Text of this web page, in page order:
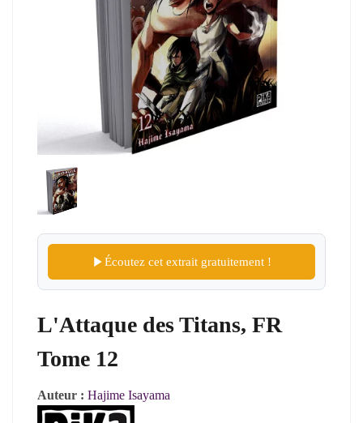
Écoutez cet extrait gratuitement !
L'Attaque des Titans, FR
Tome 12
Auteur : Hajime Isayama